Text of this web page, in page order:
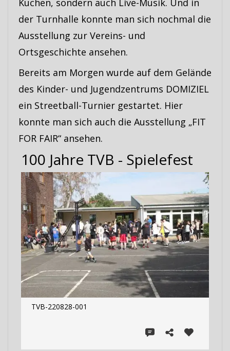
Kuchen, sondern auch Live-Musik. Und in
der Turnhalle konnte man sich nochmal die
Ausstellung zur Vereins- und
Ortsgeschichte ansehen.
Bereits am Morgen wurde auf dem Gelände
des Kinder- und Jugendzentrums DOMIZIEL
ein Streetball-Turnier gestartet. Hier
konnte man sich auch die Ausstellung „FIT
FOR FAIR“ ansehen.
100 Jahre TVB - Spielefest
TVB-220828-001